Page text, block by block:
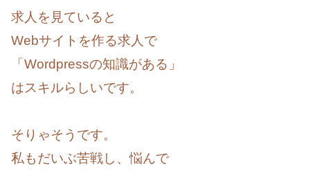
求人を見ていると
Webサイトを作る求人で
「Wordpressの知識がある」
はスキルらしいです。
そりゃそうです。
私もだいぶ苦戦し、悩んで